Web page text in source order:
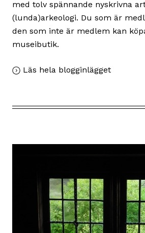
med tolv spännande nyskrivna
(lunda)arkeologi. Du som är
den som inte är medlem kan
museibutik.
Läs hela blogginlägget,
Lunds
2021